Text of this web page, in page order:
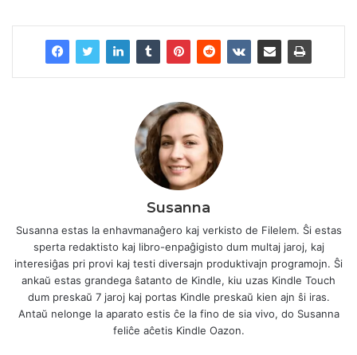
Susanna
Susanna estas la enhavmanaĝero kaj verkisto de Filelem. Ŝi estas
sperta redaktisto kaj libro-enpaĝigisto dum multaj jaroj, kaj
interesiĝas pri provi kaj testi diversajn produktivajn programojn. Ŝi
ankaŭ estas grandega ŝatanto de Kindle, kiu uzas Kindle Touch
dum preskaŭ 7 jaroj kaj portas Kindle preskaŭ kien ajn ŝi iras.
Antaŭ nelonge la aparato estis ĉe la fino de sia vivo, do Susanna
feliĉe aĉetis Kindle Oazon.